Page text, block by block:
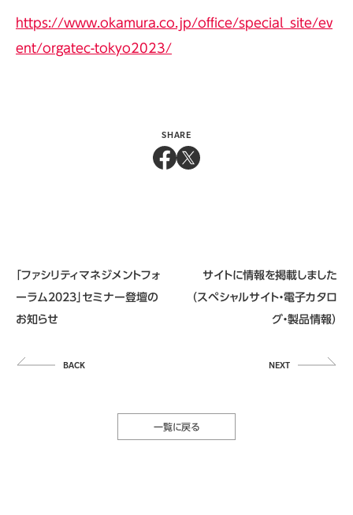
https://www.okamura.co.jp/office/special_site/ev
ent/orgatec-tokyo2023/
SHARE
「ファシリティマネジメントフォ
ーラム2023」セミナー登壇の
お知らせ
一覧に戻る
サイトに情報を掲載しました
（スペシャルサイト・電子カタロ
グ・製品情報）